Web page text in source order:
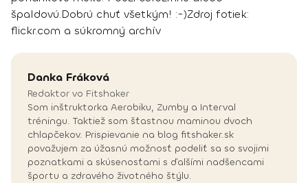
špaldovú.Dobrú chuť všetkým! :-)Zdroj fotiek:
flickr.com a súkromný archív
Danka Fráková
Redaktor vo Fitshaker
Som inštruktorka Aerobiku, Zumby a Interval
tréningu. Taktiež som šťastnou maminou dvoch
chlapčekov. Prispievanie na blog fitshaker.sk
považujem za úžasnú možnosť podeliť sa so svojimi
poznatkami a skúsenosťami s ďalšími nadšencami
športu a zdravého životného štýlu.